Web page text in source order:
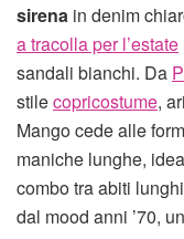
sirena in denim
a tracolla per l’estate
sandali bianchi. Da
stilecopricostume,
Mango cede alle
maniche lunghe,
combo tra abiti
dal mood anni ’70,